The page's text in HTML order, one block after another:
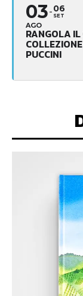
03
AGO
06
SET
RANGOLA
PUCCINI